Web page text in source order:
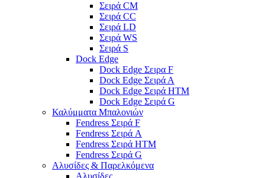
Σειρά CM
Σειρά CC
Σειρά LD
Σειρά WS
Σειρά S
Dock Edge
Dock Edge Σειρα F
Dock Edge Σειρά Α
Dock Edge Σειρά HTM
Dock Edge Σειρά G
Καλύμματα Μπαλονιών
Fendress Σειρά F
Fendress Σειρά A
Fendress Σειρά HTM
Fendress Σειρά G
Αλυσίδες & Παρελκόμενα
Αλυσίδες